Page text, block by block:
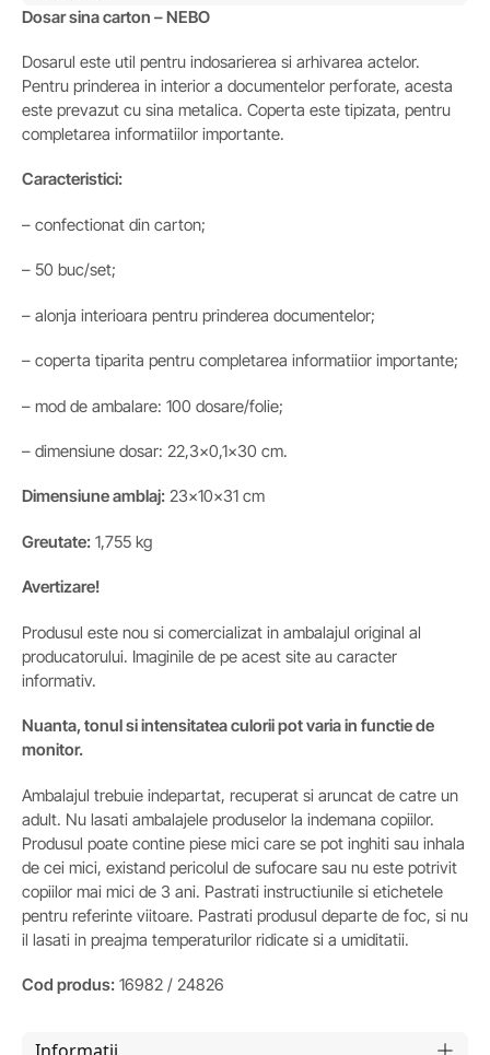
Dosar sina carton – NEBO
Dosarul este util pentru indosarierea si arhivarea actelor.
Pentru prinderea in interior a documentelor perforate, acesta
este prevazut cu sina metalica. Coperta este tipizata, pentru
completarea informatiilor importante.
Caracteristici:
– confectionat din carton;
– 50 buc/set;
– alonja interioara pentru prinderea documentelor;
– coperta tiparita pentru completarea informatiior importante;
– mod de ambalare: 100 dosare/folie;
– dimensiune dosar: 22,3×0,1×30 cm.
Dimensiune amblaj: 23x10x31 cm
Greutate: 1,755 kg
Avertizare!
Produsul este nou si comercializat in ambalajul original al
producatorului. Imaginile de pe acest site au caracter
informativ.
Nuanta, tonul si intensitatea culorii pot varia in functie de
monitor.
Ambalajul trebuie indepartat, recuperat si aruncat de catre un
adult. Nu lasati ambalajele produselor la indemana copiilor.
Produsul poate contine piese mici care se pot inghiti sau inhala
de cei mici, existand pericolul de sufocare sau nu este potrivit
copiilor mai mici de 3 ani. Pastrati instructiunile si etichetele
pentru referinte viitoare. Pastrati produsul departe de foc, si nu
il lasati in preajma temperaturilor ridicate si a umiditatii.
Cod produs: 16982 / 24826
Informații